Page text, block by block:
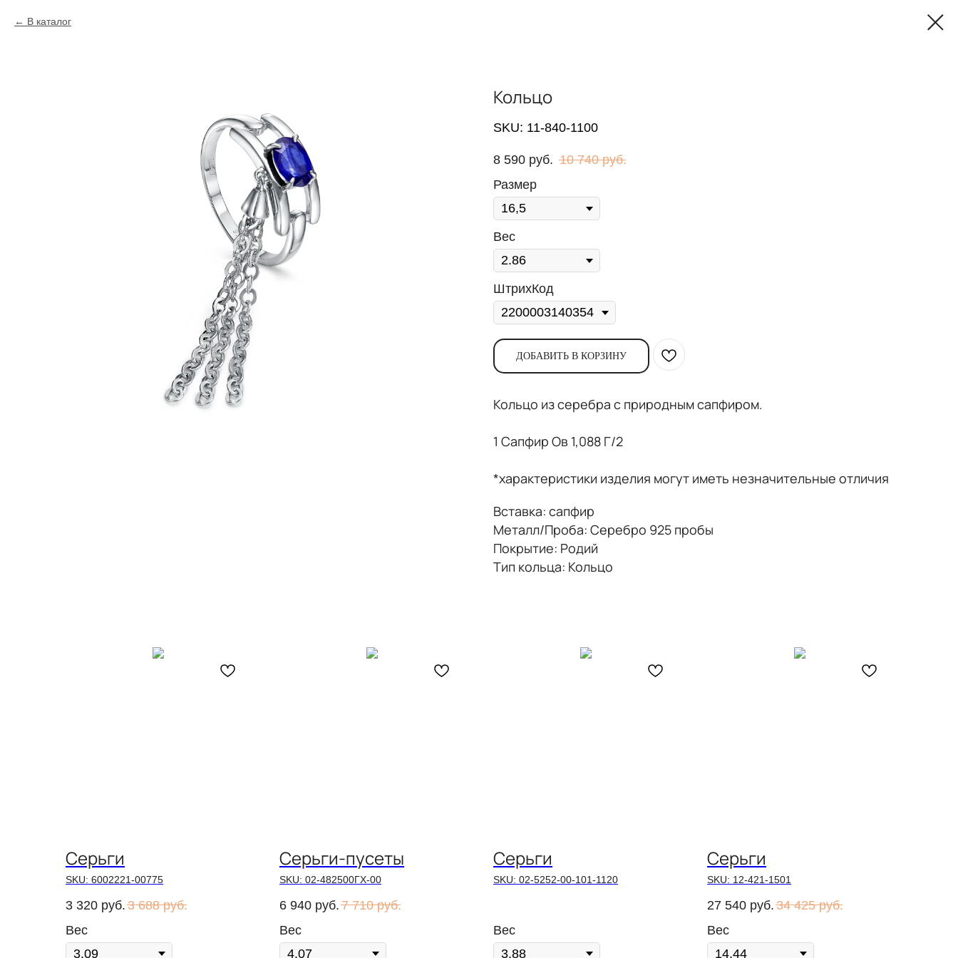
В каталог
Кольцо
SKU: 11-840-1100
8 590 руб. 10 740 руб.
Размер
Вес
ШтрихКод
ДОБАВИТЬ В КОРЗИНУ
Кольцо из серебра с природным сапфиром.
1 Сапфир Ов 1,088 Г/2
*характеристики изделия могут иметь незначительные отличия
Вставка: сапфир
Металл/Проба: Серебро 925 пробы
Покрытие: Родий
Тип кольца: Кольцо
Серьги
SKU: 6002221-00775
3 320 руб. 3 688 руб.
Вес
Серьги-пусеты
SKU: 02-482500ГХ-00
6 940 руб. 7 710 руб.
Вес
Серьги
SKU: 02-5252-00-101-1120
Вес
Серьги
SKU: 12-421-1501
27 540 руб. 34 425 руб.
Вес